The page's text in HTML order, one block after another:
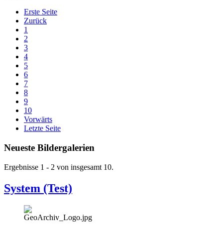
Erste Seite
Zurück
1
2
3
4
5
6
7
8
9
10
Vorwärts
Letzte Seite
Neueste Bildergalerien
Ergebnisse 1 - 2 von insgesamt 10.
System (Test)